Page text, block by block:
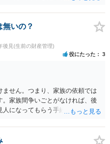
無いの？
後見(生前の財産管理)
役にたった 3
せん。つまり、家族の依頼では
家族間争いごとがなければ、後
人になってもらう手続をすすめた